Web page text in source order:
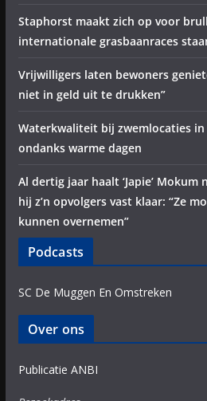
Staphorst maakt zich op voor
internationale grasbaanraces
Vrijwilligers laten bewoners
niet in geld uit te drukken”
Waterkwaliteit bij zwemlocaties in
ondanks warme dagen
Al dertig jaar haalt ‘Japie’
hij z’n opvolgers vast klaar: “Ze
kunnen overnemen”
Podcasts
SC De Muggen En Omstreken
Over ons
Publicatie ANBI